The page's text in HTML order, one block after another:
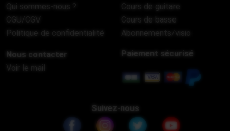
Qui sommes-nous ?
Politique de confidentialité
Cours de guitare
Cours de basse
Abonnements/visio
Nous contacter
Voir le mail
Paiement sécurisé
Suivez-nous